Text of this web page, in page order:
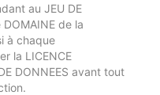
au JEU DE
de la
à chaque
la LICENCE
DONNEES avant tout